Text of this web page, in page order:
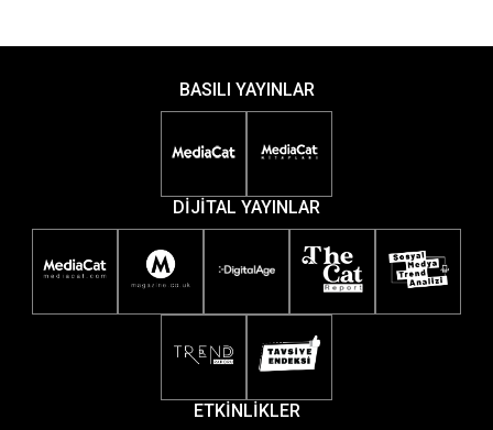
BASILI YAYINLAR
DİJİTAL YAYINLAR
ETKİNLİKLER